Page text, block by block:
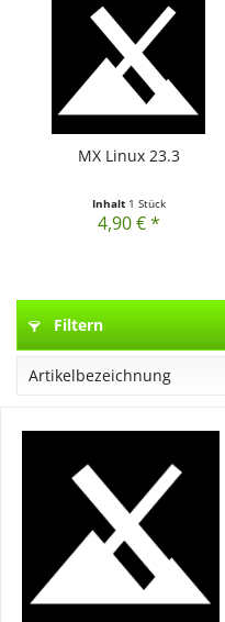
MX Linux 23.3
Inhalt 1 Stück
4,90 € *
Filtern